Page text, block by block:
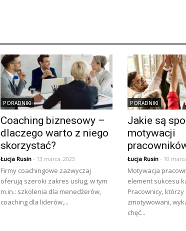
PORADNIKI
Coaching biznesowy –
dlaczego warto z niego
skorzystać?
Łucja Rusin - 13 marca, 2023
Firmy coachingowe zazwyczaj
oferują szeroki zakres usług, w tym
m.in.: szkolenia dla menedżerów,
coaching dla liderów,...
PORADNIKI
Jakie są
motywacji
Łucja Rusin- 10
Motywacja
element sukcesu
Pracownicy,
zmotywowani,
chęć...